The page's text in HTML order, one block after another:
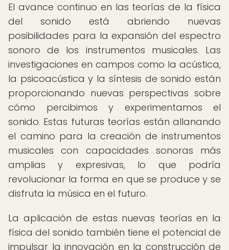
El avance continuo en las teorías de la física
del sonido está abriendo nuevas
posibilidades para la expansión del espectro
sonoro de los instrumentos musicales. Las
investigaciones en campos como la acústica,
la psicoacústica y la síntesis de sonido están
proporcionando nuevas perspectivas sobre
cómo percibimos y experimentamos el
sonido. Estas futuras teorías están allanando
el camino para la creación de instrumentos
musicales con capacidades sonoras más
amplias y expresivas, lo que podría
revolucionar la forma en que se produce y se
disfruta la música en el futuro.
La aplicación de estas nuevas teorías en la
física del sonido también tiene el potencial de
impulsar la innovación en la construcción de